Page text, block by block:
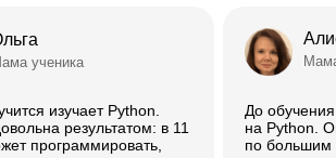
До
на Python.
по большим
изучает Python.
результатом: в 11
программировать,
ученика